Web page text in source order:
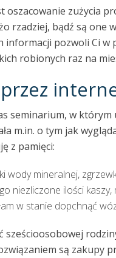
oszacowanie zużycia
rzadziej, bądź są one
informacji pozwoli Ci w
robionych raz na
seminarium, w którym
m.in. o tym jak
z pamięci:
wody mineralnej,
niezliczone ilości
w stanie dopchnąć
sześcioosobowej
są zakupy